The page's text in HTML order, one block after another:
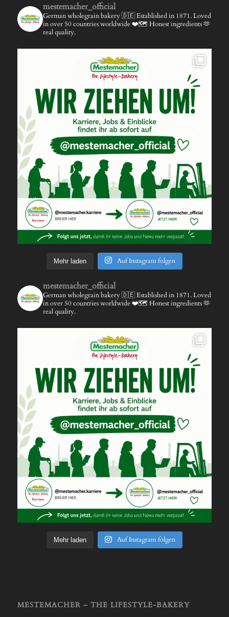
mestemacher_official
German wholegrain bakery 🇩🇪Established in 1871.Loved
in over 50 countries worldwide ❤️🗺️ Honest ingredients 🫶
real quality.
Mehr laden Auf Instagram folgen
mestemacher_official
German wholegrain bakery 🇩🇪Established in 1871.Loved
in over 50 countries worldwide ❤️🗺️ Honest ingredients 🫶
real quality.
Mehr laden Auf Instagram folgen
MESTEMACHER – THE LIFESTYLE-BAKERY